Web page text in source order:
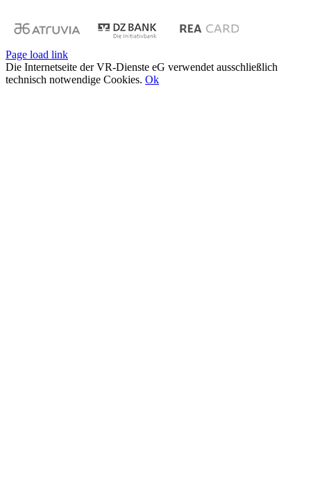
Page load link
Die Internetseite der VR-Dienste eG verwendet ausschließlich
technisch notwendige Cookies. Ok